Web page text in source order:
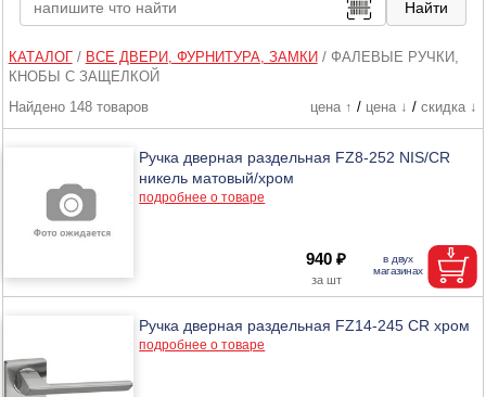
КАТАЛОГ/ ВСЕ ДВЕРИ, ФУРНИТУРА, ЗАМКИ / ФАЛЕВЫЕ РУЧКИ,
КНОБЫ С ЗАЩЕЛКОЙ
Найдено 148 товаров
цена ↑ / цена ↓ / скидка ↓
Ручка дверная раздельная FZ8-252 NIS/CR
никель матовый/хром
подробнее о товаре
940 ₽
Ручка дверная раздельная FZ14-245 CR хром
подробнее о товаре